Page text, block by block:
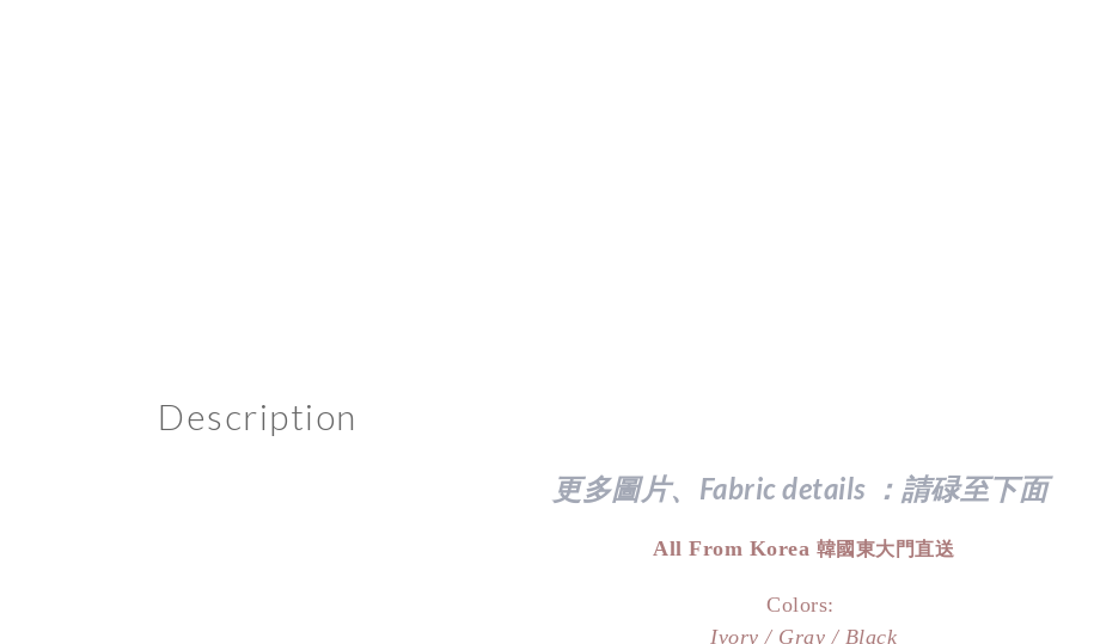
Description
更多圖片、Fabric details ：請碌至下面
All From Korea 韓國東大門直送
Colors:
Ivory / Gray / Black